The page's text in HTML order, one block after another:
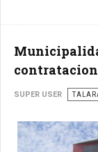
SUPER USER